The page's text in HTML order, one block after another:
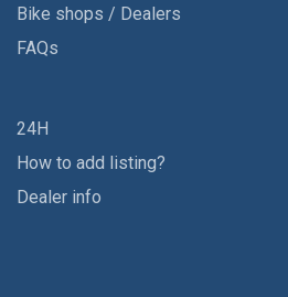
Bike shops / Dealers
FAQs
24H
How to add listing?
Dealer info